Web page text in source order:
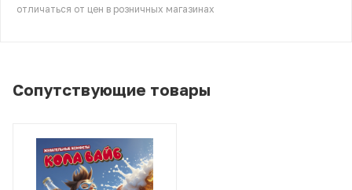
отличаться от цен в розничных магазинах
Сопутствующие товары